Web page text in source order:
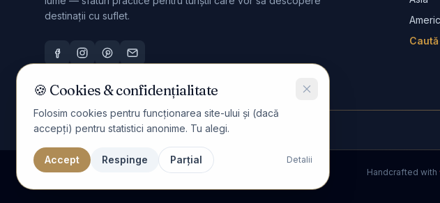
destinații cu suflet.
Caută
©2026 Calator Povestitor. Toate drepturile rezervate.
Handcrafted with
🍪 Cookies & confidențialitate
Folosim cookies pentru funcționarea site-ului și (dacă
accepți) pentru statistici anonime. Tu alegi.
Accept Respinge Parțial Detalii